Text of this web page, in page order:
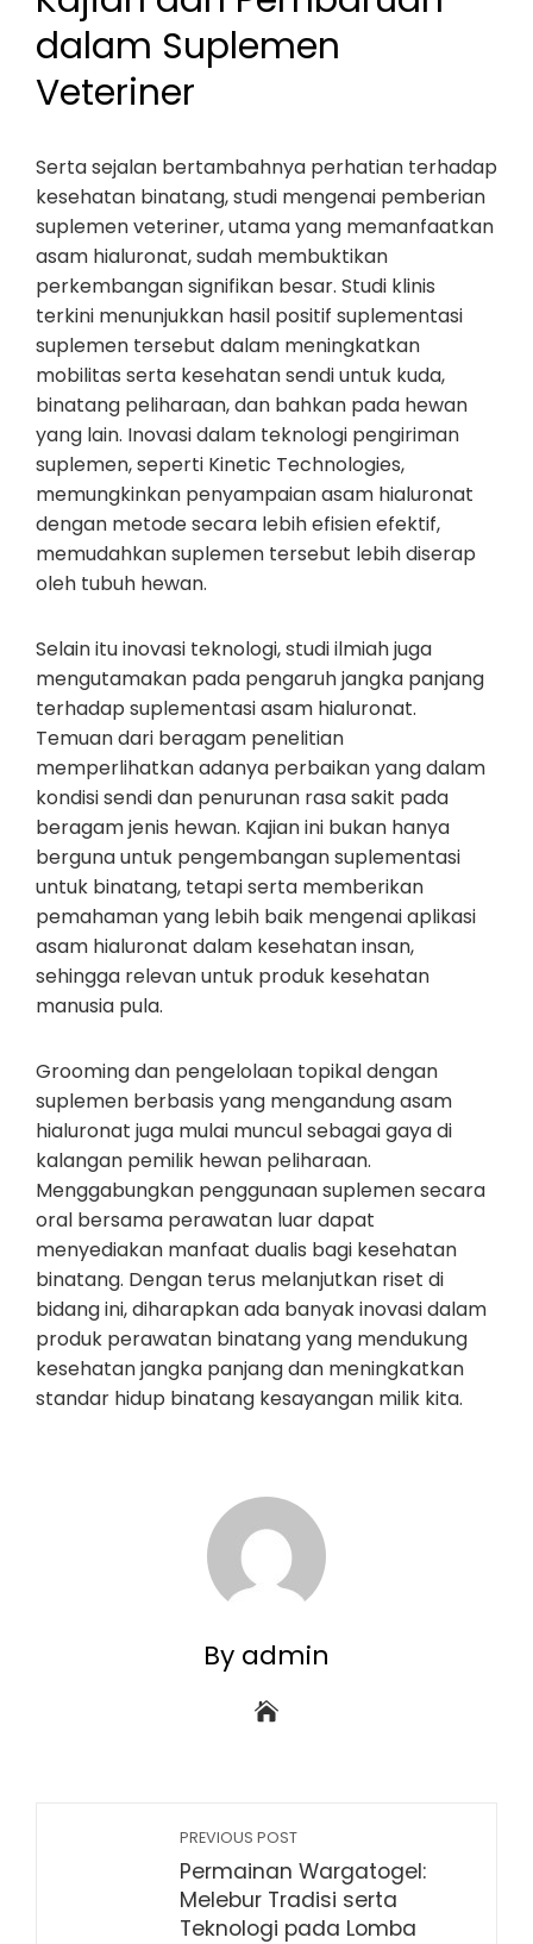
dalam Suplemen
Veteriner
Serta sejalan bertambahnya perhatian terhadap
kesehatan binatang, studi mengenai pemberian
suplemen veteriner, utama yang memanfaatkan
asam hialuronat, sudah membuktikan
perkembangan signifikan besar. Studi klinis
terkini menunjukkan hasil positif suplementasi
suplemen tersebut dalam meningkatkan
mobilitas serta kesehatan sendi untuk kuda,
binatang peliharaan, dan bahkan pada hewan
yang lain. Inovasi dalam teknologi pengiriman
suplemen, seperti Kinetic Technologies,
memungkinkan penyampaian asam hialuronat
dengan metode secara lebih efisien efektif,
memudahkan suplemen tersebut lebih diserap
oleh tubuh hewan.
Selain itu inovasi teknologi, studi ilmiah juga
mengutamakan pada pengaruh jangka panjang
terhadap suplementasi asam hialuronat.
Temuan dari beragam penelitian
memperlihatkan adanya perbaikan yang dalam
kondisi sendi dan penurunan rasa sakit pada
beragam jenis hewan. Kajian ini bukan hanya
berguna untuk pengembangan suplementasi
untuk binatang, tetapi serta memberikan
pemahaman yang lebih baik mengenai aplikasi
asam hialuronat dalam kesehatan insan,
sehingga relevan untuk produk kesehatan
manusia pula.
Grooming dan pengelolaan topikal dengan
suplemen berbasis yang mengandung asam
hialuronat juga mulai muncul sebagai gaya di
kalangan pemilik hewan peliharaan.
Menggabungkan penggunaan suplemen secara
oral bersama perawatan luar dapat
menyediakan manfaat dualis bagi kesehatan
binatang. Dengan terus melanjutkan riset di
bidang ini, diharapkan ada banyak inovasi dalam
produk perawatan binatang yang mendukung
kesehatan jangka panjang dan meningkatkan
standar hidup binatang kesayangan milik kita.
By admin
PREVIOUS POST
Permainan Wargatogel:
Melebur Tradisi serta
Teknologi pada Lomba